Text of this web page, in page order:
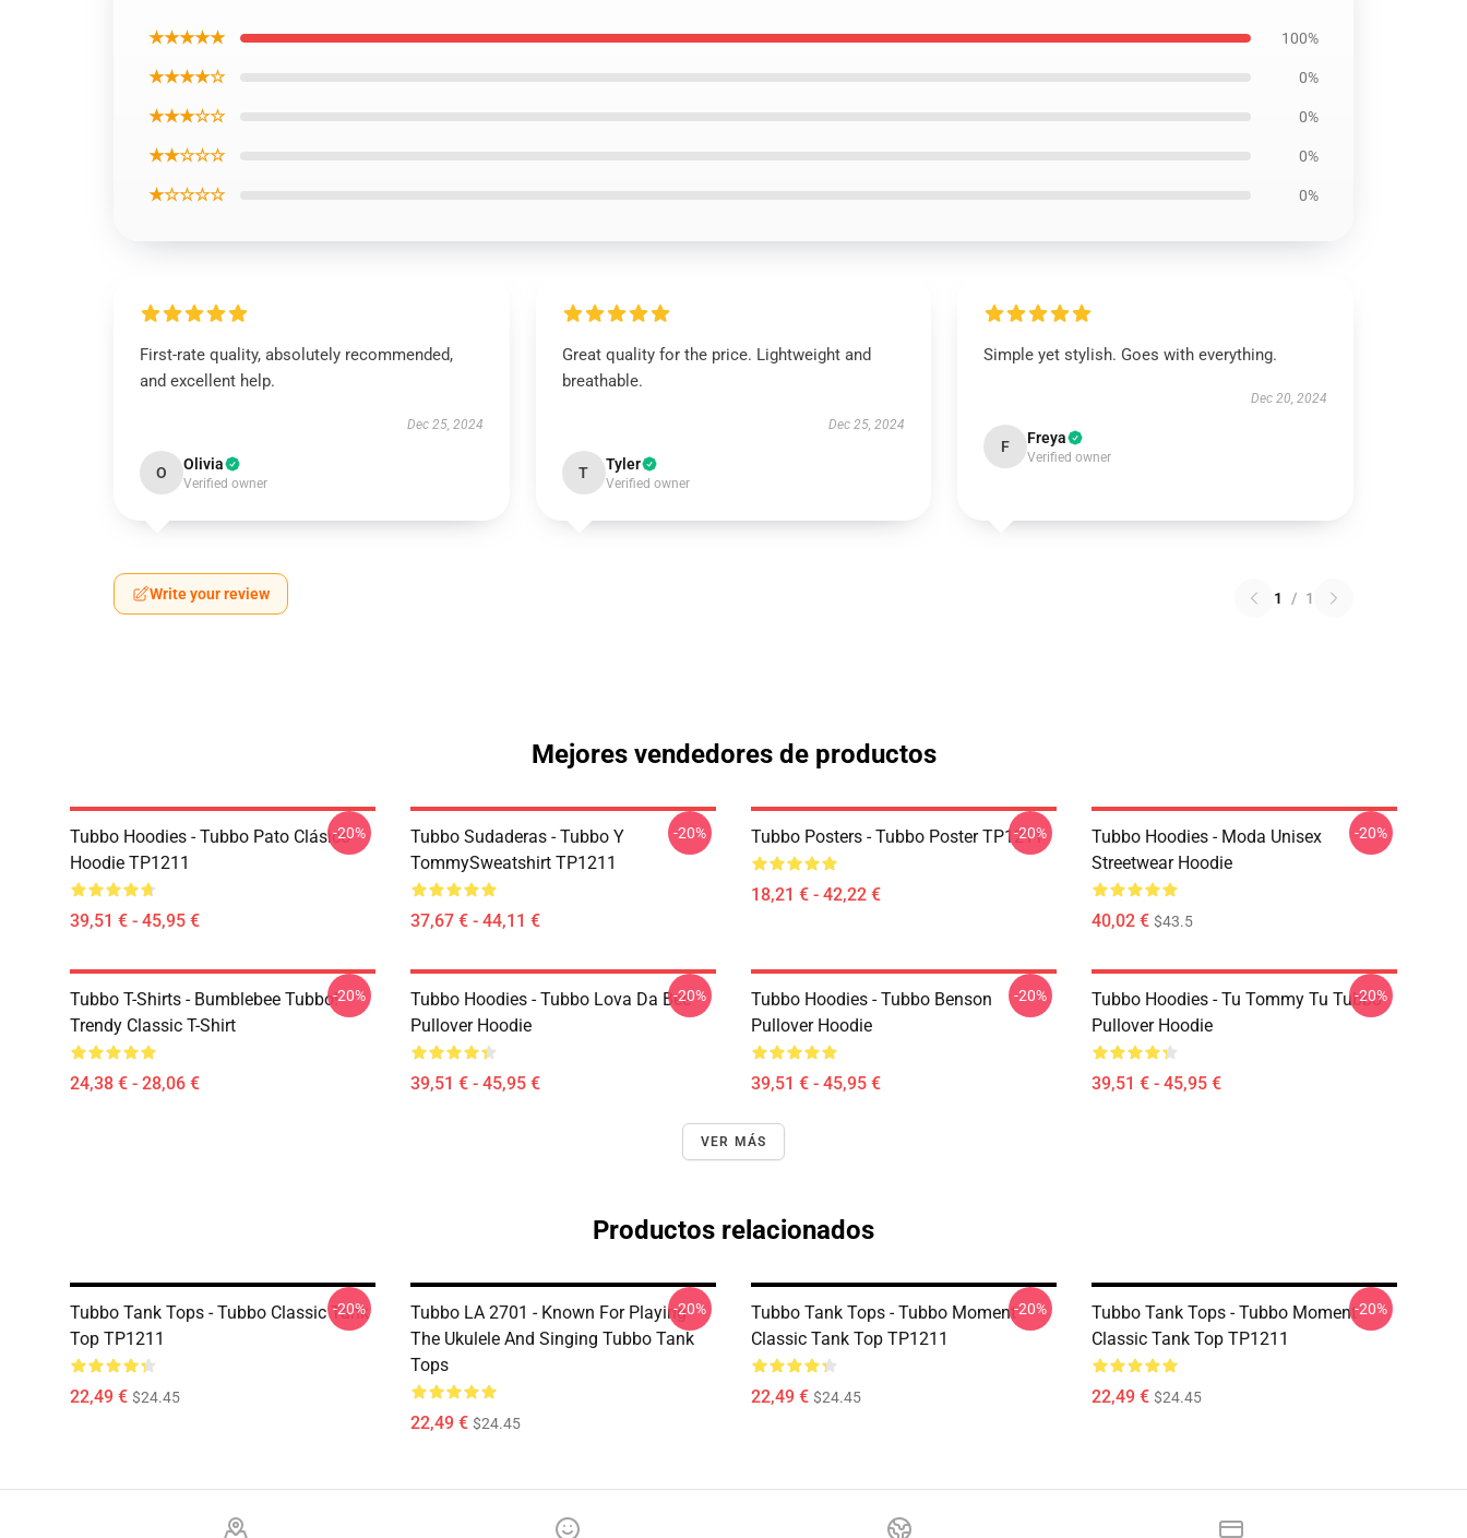
★★★★★ 100%
★★★★☆ 0%
★★★☆☆ 0%
★★☆☆☆ 0%
★☆☆☆☆ 0%
First-rate quality, absolutely recommended,
and excellent help.
Dec 25, 2024
O Olivia
Verified owner
Great quality for the price. Lightweight and
breathable.
Dec 25, 2024
T Tyler
Verified owner
Simple yet stylish. Goes with everything.
Dec 20, 2024
F Freya
Verified owner
Write your review 1 / 1
Mejores vendedores de productos
Tubbo Hoodies - Tubbo Pato Clásico
Hoodie TP1211
39,51 € - 45,95 €
-20%
Tubbo Sudaderas - Tubbo Y
TommySweatshirt TP1211
37,67 € - 44,11 €
-20% Tubbo Posters - Tubbo Poster TP1211
18,21 € - 42,22 €
-20%
Tubbo Hoodies - Moda Unisex
Streetwear Hoodie
40,02 € $43.5
-20%
Tubbo T-Shirts - Bumblebee Tubbo!
Trendy Classic T-Shirt
24,38 € - 28,06 €
-20%
Tubbo Hoodies - Tubbo Lova Da Bee
Pullover Hoodie
39,51 € - 45,95 €
-20%
Tubbo Hoodies - Tubbo Benson
Pullover Hoodie
39,51 € - 45,95 €
-20%
Tubbo Hoodies - Tu Tommy Tu Tubbo
Pullover Hoodie
39,51 € - 45,95 €
-20%
VER MÁS
Productos relacionados
Tubbo Tank Tops - Tubbo Classic Tank
Top TP1211
22,49 € $24.45
-20%
Tubbo LA 2701 - Known For Playing
The Ukulele And Singing Tubbo Tank
Tops
22,49 € $24.45
-20%
Tubbo Tank Tops - Tubbo Moment
Classic Tank Top TP1211
22,49 € $24.45
-20%
Tubbo Tank Tops - Tubbo Moment
Classic Tank Top TP1211
22,49 € $24.45
-20%